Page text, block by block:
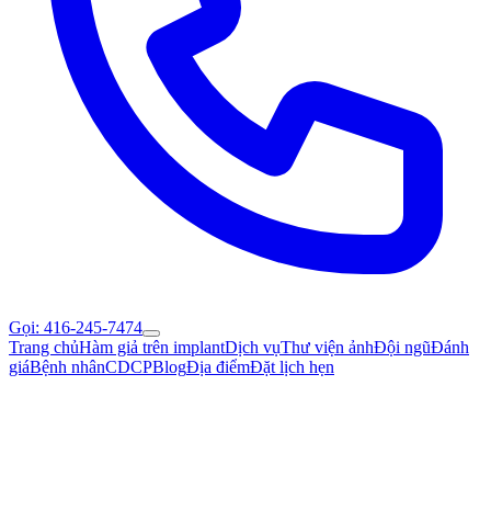
Gọi: 416-245-7474
Trang chủHàm giả trên implantDịch vụThư viện ảnhĐội ngũĐánh
giáBệnh nhânCDCPBlogĐịa điểmĐặt lịch hẹn